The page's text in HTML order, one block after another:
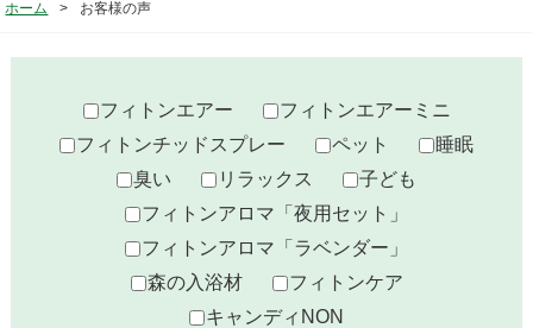
ホーム > お客様の声
フィトンエアー
フィトンエアーミニ
フィトンチッドスプレー
ペット
睡眠
臭い
リラックス
子ども
フィトンアロマ「夜用セット」
フィトンアロマ「ラベンダー」
森の入浴材
フィトンケア
キャンディNON